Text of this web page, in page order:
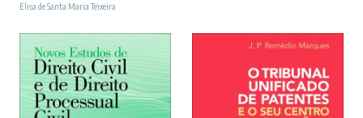
23,90 €.21,51 €.
Elisa de Santa Maria Teixeira
24,50 €.22,05 €.